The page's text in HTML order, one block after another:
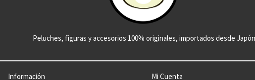
Peluches, figuras y accesorios 100% originales, importados desde Japón
Información Mi Cuenta